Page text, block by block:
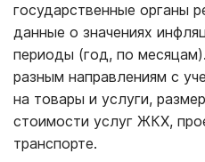
государственные органы
данные о значениях
периоды (год, по
разным направлениям с
на товары и услуги,
стоимости услуг ЖКХ,
транспорте.